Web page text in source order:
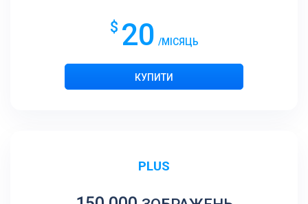
$ 20 /МІСЯЦЬ
PLUS